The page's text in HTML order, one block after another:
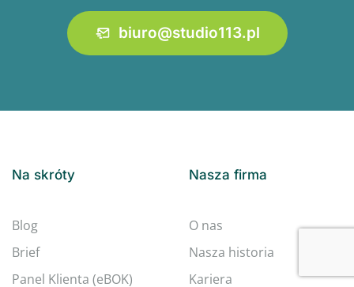
biuro@studio113.pl
Na skróty
Blog
Brief
Panel Klienta (eBOK)
Nasza firma
O nas
Nasza historia
Kariera